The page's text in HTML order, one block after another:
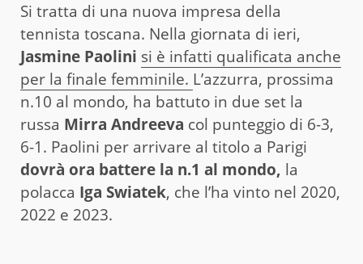
Si tratta di una nuova impresa della
tennista toscana. Nella giornata di ieri,
Jasmine Paolini si è infatti qualificata anche
per la finale femminile. L’azzurra, prossima
n.10 al mondo, ha battuto in due set la
russa Mirra Andreeva col punteggio di 6-3,
6-1. Paolini per arrivare al titolo a Parigi
dovrà ora battere la n.1 al mondo, la
polacca Iga Swiatek, che l’ha vinto nel 2020,
2022 e 2023.